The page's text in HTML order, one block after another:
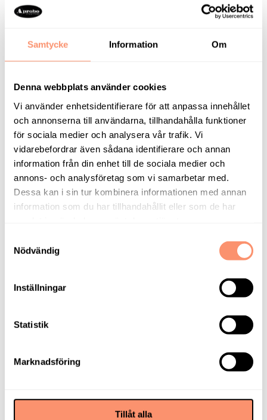
Samtycke Information Om
Denna webbplats använder cookies
Vi använder enhetsidentifierare för att anpassa innehållet
och annonserna till användarna, tillhandahålla funktioner
för sociala medier och analysera vår trafik. Vi
vidarebefordrar även sådana identifierare och annan
information från din enhet till de sociala medier och
annons- och analysföretag som vi samarbetar med.
Dessa kan i sin tur kombinera informationen med annan
information som du har tillhandahållit eller som de har
Nödvändig
Inställningar
Statistik
Marknadsföring
Tillåt alla
Läs mer om projektet